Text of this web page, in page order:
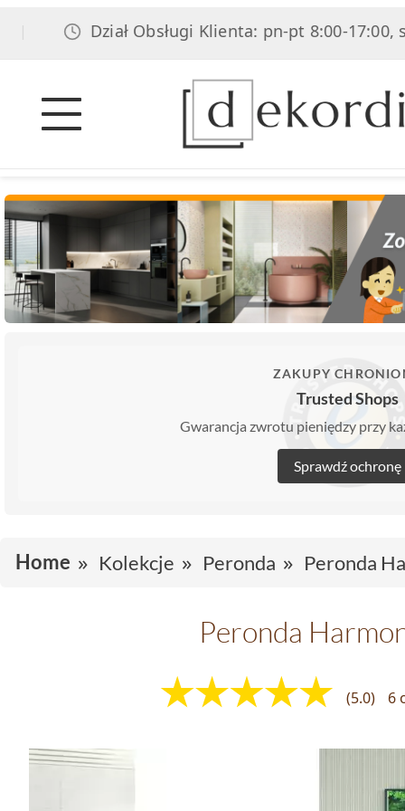
Dział Obsługi Klienta: pn-pt 8:00-17:00,
ZAKUPY
Trusted Shops
Gwarancja zwrotu pieniędzy przy
Sprawdź ochronę
Home Kolekcje Peronda Peronda
Peronda
(5.0) 6